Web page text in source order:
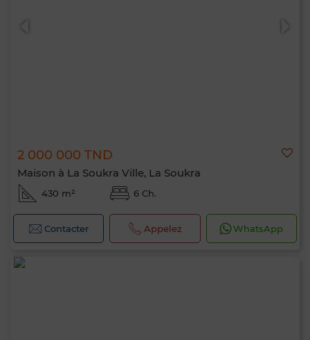
2 000 000 TND
Maison à La Soukra Ville, La Soukra
430 m² 6 Ch.
Contacter Appelez WhatsApp